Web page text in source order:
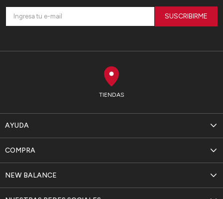
TIENDAS
AYUDA
NEW BALANCE
COMPRA
SUSCRIBIRME